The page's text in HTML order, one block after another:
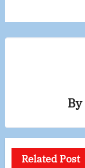
By
Related Post